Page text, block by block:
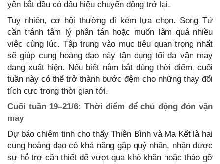
yên bắt đầu có dấu hiệu chuyển động trở lại.
Tuy nhiên, cơ hội thường đi kèm lựa chọn. Song Tử
cần tránh tâm lý phân tán hoặc muốn làm quá nhiều
việc cùng lúc. Tập trung vào mục tiêu quan trọng nhất
sẽ giúp cung hoàng đạo này tận dụng tối đa vận may
đang xuất hiện. Nếu biết nắm bắt đúng thời điểm, cuối
tuần này có thể trở thành bước đệm cho những thay đổi
tích cực trong thời gian tới.
Cuối tuần 19–21/6: Thời điểm để chủ động đón vận
may
Dự báo chiêm tinh cho thấy Thiên Bình và Ma Kết là hai
cung hoàng đạo có khả năng gặp quý nhân, nhận được
sự hỗ trợ cần thiết để vượt qua khó khăn hoặc tháo gỡ